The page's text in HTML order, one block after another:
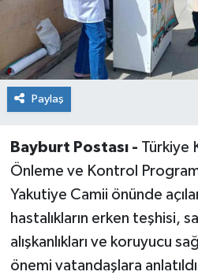
Paylaş
Bayburt Postası - Türkiye
Önleme ve Kontrol
Yakutiye Camii önünde
hastalıkların erken teşhisi,
alışkanlıkları ve koruyucu
önemi vatandaşlara